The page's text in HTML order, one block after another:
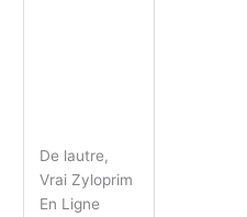
De lautre,
Vrai Zyloprim
En Ligne